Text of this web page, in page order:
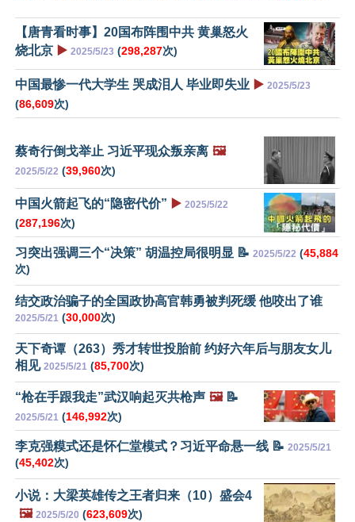
【唐青看时事】20国布阵围中共 黄巢怒火
烧北京 ▶️ 2025/5/23 (298,287次)
中国最惨一代大学生 哭成泪人 毕业即失业 ▶️ 2025/5/23
(86,609次)
蔡奇行倒戈举止 习近平现众叛亲离 🖼️
2025/5/22 (39,960次)
中国火箭起飞的“隐密代价” ▶️ 2025/5/22
(287,196次)
习突出强调三个“决策” 胡温控局很明显 📝 2025/5/22 (45,884
次)
结交政治骗子的全国政协高官韩勇被判死缓 他咬出了谁
2025/5/21 (30,000次)
天下奇谭（263）秀才转世投胎前 约好六年后与朋友女儿
相见 2025/5/21 (85,700次)
“枪在手跟我走”武汉响起灭共枪声 🖼️📝
2025/5/21 (146,992次)
李克强糢式还是怀仁堂模式？习近平命悬一线 📝 2025/5/21
(45,402次)
小说：大梁英雄传之王者归来（10）盛会4
🖼️ 2025/5/20 (623,609次)